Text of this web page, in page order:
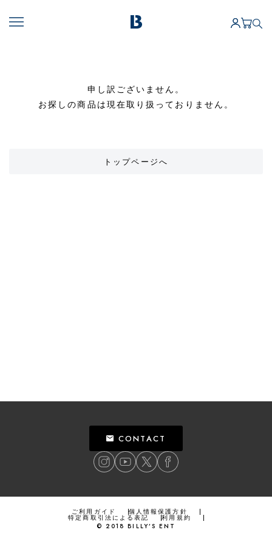
申し訳ございません。
お探しの商品は現在取り扱っておりません。
トップページへ
CONTACT
ご利用ガイド 個人情報保護方針
特定商取引法による表記
利用規約
© 2018 BILLY’S ENT